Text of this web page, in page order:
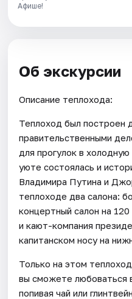
Афише!
Об экскурсии
Описание теплохода:
Теплоход был построен
правительственными
для прогулок в
уюте состоялась и
Владимира Путина и
теплоходе два салона:
концертный салон на
и кают-компания
капитанском носу на
Только на этом
вы сможете любоваться
попивая чай или